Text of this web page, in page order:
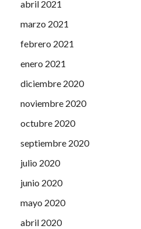
abril 2021
marzo 2021
febrero 2021
enero 2021
diciembre 2020
noviembre 2020
octubre 2020
septiembre 2020
julio 2020
junio 2020
mayo 2020
abril 2020